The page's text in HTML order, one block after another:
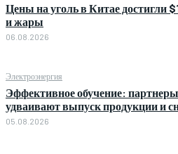
Цены на уголь в Китае достигли
и жары
06.08.2026
Электроэнергия
Эффективное обучение:
удваивают выпуск продукции и
05.08.2026